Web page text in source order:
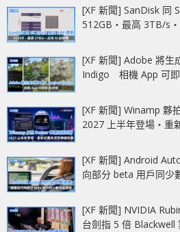
[XF 新聞] SanDisk 同
512GB‧最高 3TB/s‧
[XF 新聞] Adobe 將生
Indigo 相機 App 可
[XF 新聞] Winamp 夥
2027 上半年登場‧重
[XF 新聞] Android
向部分 beta 用戶同少
[XF 新聞] NVIDIA
台劍指 5 倍 Blackwell